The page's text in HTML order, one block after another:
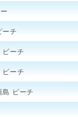
ーチ
ピーチ
ピーチ
島 ピーチ